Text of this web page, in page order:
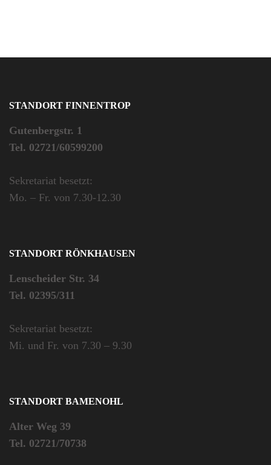
STANDORT FINNENTROP
Gutenbergstr. 1
Tel. 02721/60599200
Sekretariat besetzt:
Mo. – Fr. von 7.30-12.30
STANDORT RÖNKHAUSEN
Lenscheider Str. 34
Tel. 02395/311
Sekretariat besetzt:
Mi. und Fr. von 7.30 – 9.30
STANDORT BAMENOHL
Alter Weg 39
Tel. 02721/70738